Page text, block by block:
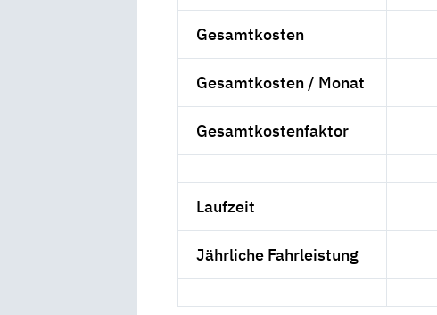
Gesamtkosten
Gesamtkosten / Monat
Gesamtkostenfaktor
Laufzeit
Jährliche Fahrleistung